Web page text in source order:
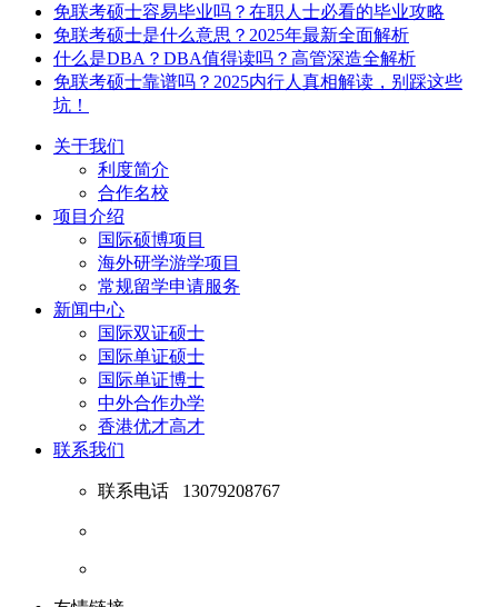
免联考硕士容易毕业吗？在职人士必看的毕业攻略
免联考硕士是什么意思？2025年最新全面解析
什么是DBA？DBA值得读吗？高管深造全解析
免联考硕士靠谱吗？2025内行人真相解读，别踩这些
坑！
关于我们
利度简介
合作名校
项目介绍
国际硕博项目
海外研学游学项目
常规留学申请服务
新闻中心
国际双证硕士
国际单证硕士
国际单证博士
中外合作办学
香港优才高才
联系我们
联系电话 13079208767